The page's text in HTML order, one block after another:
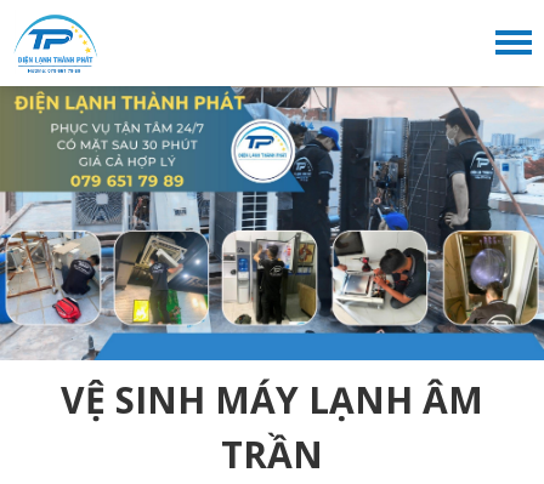
VỆ SINH MÁY LẠNH ÂM
TRẦN